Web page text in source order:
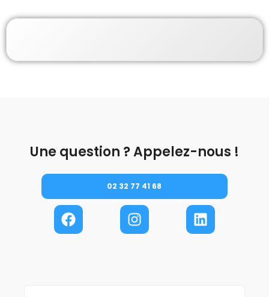
Une question ? Appelez-nous !
02 32 77 41 68